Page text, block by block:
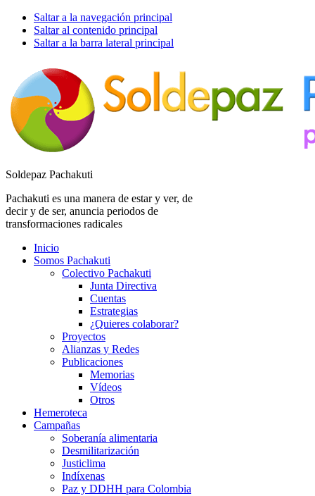
Saltar a la navegación principal
Saltar al contenido principal
Saltar a la barra lateral principal
Soldepaz Pachakuti
Pachakuti es una manera de estar y ver, de
decir y de ser, anuncia periodos de
transformaciones radicales
Inicio
Somos Pachakuti
Colectivo Pachakuti
Junta Directiva
Cuentas
Estrategias
¿Quieres colaborar?
Proyectos
Alianzas y Redes
Publicaciones
Memorias
Vídeos
Otros
Hemeroteca
Campañas
Soberanía alimentaria
Desmilitarización
Justiclima
Indíxenas
Paz y DDHH para Colombia